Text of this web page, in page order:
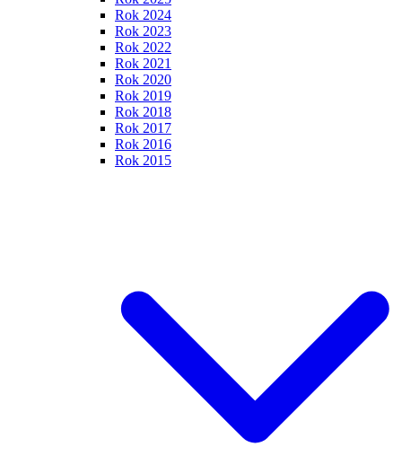
Rok 2024
Rok 2023
Rok 2022
Rok 2021
Rok 2020
Rok 2019
Rok 2018
Rok 2017
Rok 2016
Rok 2015